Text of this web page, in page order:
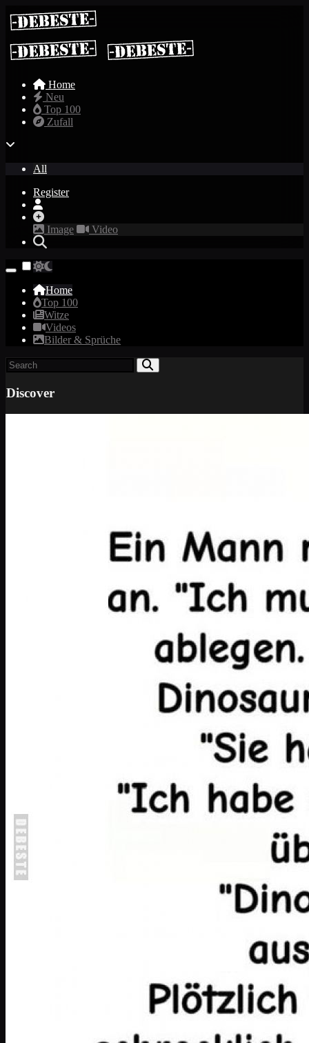
Home
Neu
Top 100
Zufall
All
Register
Image Video
Home
Top 100
Witze
Videos
Bilder & Sprüche
Discover